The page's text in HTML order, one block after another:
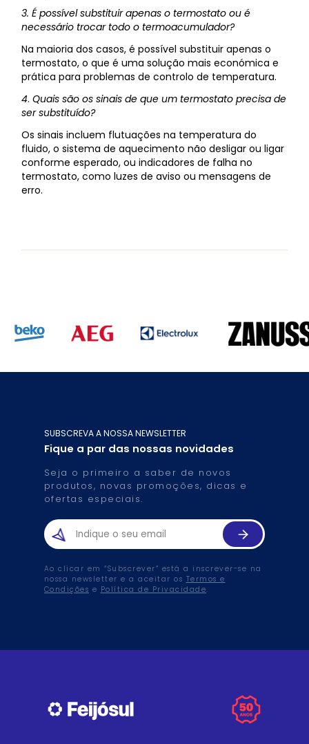
3. É possível substituir apenas o termostato ou é
necessário trocar todo o termoacumulador?
Na maioria dos casos, é possível substituir apenas o
termostato, o que é uma solução mais económica e
prática para problemas de controlo de temperatura.
4.Quais são os sinais de que um termostato precisa de
ser substituído?
Os sinais incluem flutuações na temperatura do
fluido, o sistema de aquecimento não desligar ou ligar
conforme esperado, ou indicadores de falha no
termostato, como luzes de aviso ou mensagens de
erro.
SUBSCREVA A NOSSA NEWSLETTER
Fique a par das nossas novidades
Seja o primeiro a saber de novos
produtos, novas promoções, dicas e
ofertas especiais.
Ao clicar em “Subscrever” está a inscrever-se na
nossa newsletter e a aceitar os Termos e
Condições e Política de Privacidade.